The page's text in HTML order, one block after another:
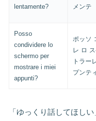
lentamente?
メンテ
Posso
condividere lo
schermo per
mostrare i miei
appunti?
ポッソ
レ ロ
トラー
プンテ
「ゆっくり話してほし